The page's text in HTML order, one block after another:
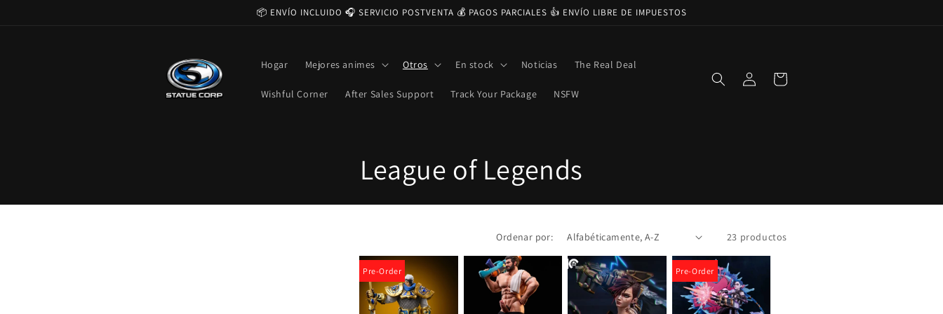
📦 ENVÍO INCLUIDO 🎧 SERVICIO POSTVENTA 💰 PAGOS PARCIALES 👍 ENVÍO LIBRE DE IMPUESTOS
Hogar Mejores animes Otros En stock Noticias The Real Deal
Wishful Corner After Sales Support Track Your Package NSFW
Iniciar
sesión
Carrito
C
o
e
League of Legends
Ordenar por: 23 productos
Pre-Order Pre-Order